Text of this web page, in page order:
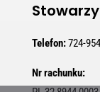
Telefon:724-
Nr rachunku: